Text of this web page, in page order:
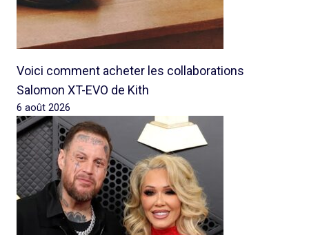
Voici comment acheter les collaborations
Salomon XT-EVO de Kith
6 août 2026